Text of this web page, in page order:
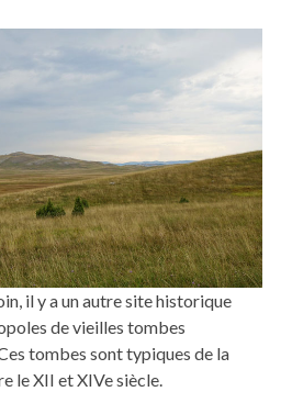
il y a un autre site historique
de vieilles tombes
tombes sont typiques de la
le XII et XIVe siècle.